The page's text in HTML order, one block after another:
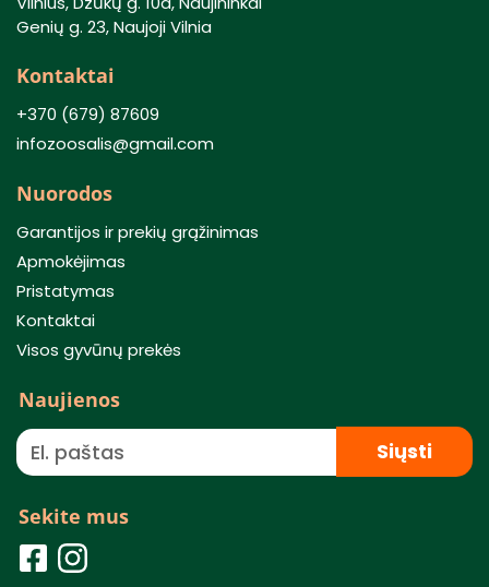
Genių g. 23, Naujoji Vilnia
Kontaktai
+370 (679) 87609
infozoosalis@gmail.com
Nuorodos
Garantijos ir prekių grąžinimas
Apmokėjimas
Pristatymas
Kontaktai
Visos gyvūnų prekės
Naujienos
Siųsti
Sekite mus